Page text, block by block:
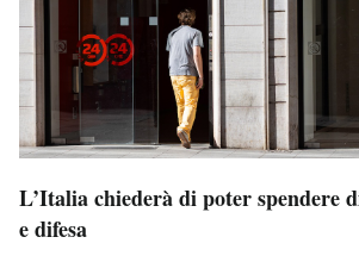
L’Italia chiederà di poter spendere
e difesa